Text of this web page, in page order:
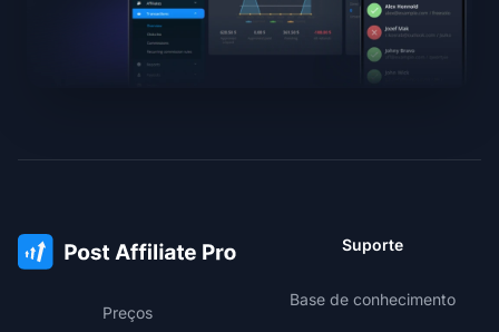
Preços
Suporte
Base de conhecimento